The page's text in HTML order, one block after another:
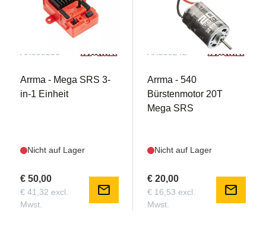
AR390236
Arrma - Mega SRS 3-
in-1 Einheit
Nicht auf Lager
€ 50,00
€ 41,32 excl.
Mwst.
mail
AR390242
Arrma - 540
Bürstenmotor 20T
Mega SRS
Nicht auf Lager
€ 20,00
€ 16,53 excl.
Mwst.
mail